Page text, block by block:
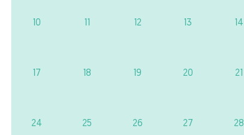
10 11 12 13 14
17 18 19 20 21
24 25 26 27 28